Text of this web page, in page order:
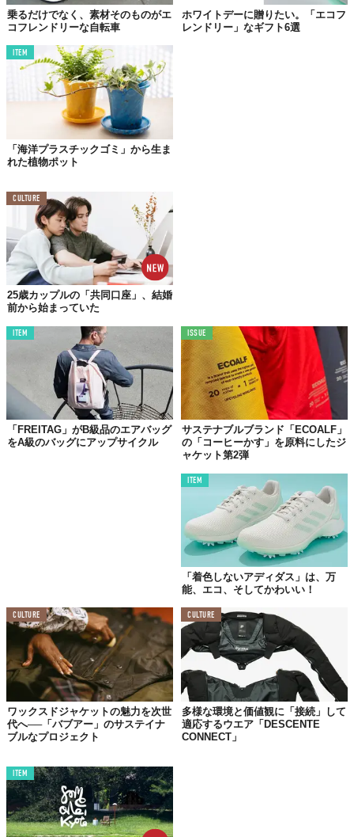
国産メガネの聖地“鯖江”を有する福井県若狭湾に
ボトルと、市中ゴミとして回収されたペットボトルから生まれた
再生プラスチック材をフレームに使用している。
クラシカルなデザインを採用し、シンプルなカラーリングに仕上
環境問題への貢献とファッションを同時に楽しめるプロダクト。
テンプル部分に木目や水紋、リーフ柄といった
取り入れたモデルも登場する。
©株式会社インターメスティック
さらに先週10日（金）には、 アウトドアブランド「KAVU」と初
ステナブルなサングラス
の数量限定での展開もしている。
© Zoff(ゾフ)【メガネ】公式チャンネル / YouTube
『Zoff「See Blue #14」』
【価格】8800円、1万1100円（税込・セットレンズ代込）
【取扱店舗】 Zoff全店舗（アウトレット除く）、Zoff公式
オンラインストア、Zoff 楽天市場店（予定）
※メガネフレームのプラスチック部分（鼻パッドを除く）の素材として、再生プラ
スチックを100％使用しています。
乗るだけでなく、素材そのものがエ
コフレンドリーな自転車
ホワイトデーに贈りたい。「エコフ
レンドリー」なギフト6選
ITEM
「海洋プラスチックゴミ」から生ま
れた植物ポット
CULTURE
25歳カップルの「共同口座」、結婚
前から始まっていた
ITEM
「FREITAG」がB級品のエアバッグ
をA級のバッグにアップサイクル
ISSUE
サステナブルブランド「ECOALF」
の「コーヒーかす」を原料にしたジ
ャケット第2弾
ITEM
「着色しないアディダス」は、万
能、エコ、そしてかわいい！
CULTURE
ワックスドジャケットの魅力を次世
代へ──「バブアー」のサステイナ
ブルなプロジェクト
CULTURE
多様な環境と価値観に「接続」して
適応するウエア「DESCENTE
CONNECT」
ITEM